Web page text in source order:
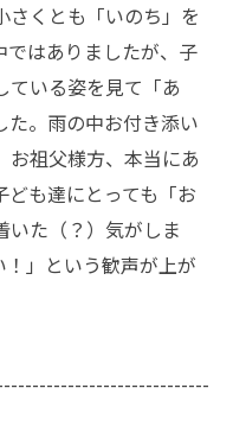
さくとも「いのち」を
ではありましたが、子
ている姿を見て「あ
た。雨の中お付き添い
お祖父様方、本当にあ
ども達にとっても「お
いた（？）気がしま
」という歓声が上が